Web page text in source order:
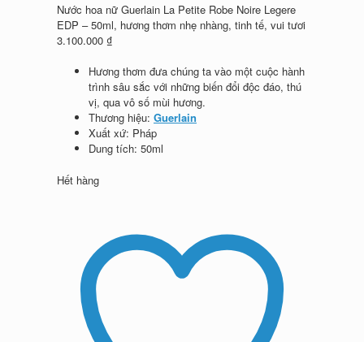
Nước hoa nữ Guerlain La Petite Robe Noire Legere
EDP – 50ml, hương thơm nhẹ nhàng, tinh tế, vui tươi
3.100.000 ₫
Hương thơm đưa chúng ta vào một cuộc hành
trình sâu sắc với những biến đổi độc đáo, thú
vị, qua vô số mùi hương.
Thương hiệu: Guerlain
Xuất xứ: Pháp
Dung tích: 50ml
Hết hàng